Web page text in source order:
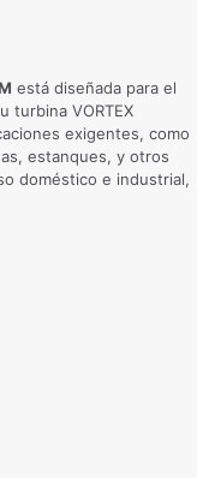
está diseñada para el
turbina VORTEX
exigentes, como
estanques, y otros
doméstico e industrial,